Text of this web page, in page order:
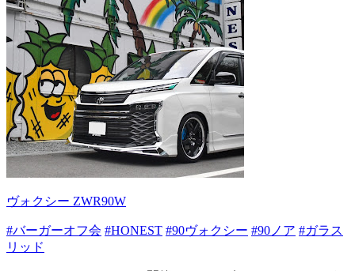
ヴォクシー ZWR90W
#バーガーオフ会 #HONEST #90ヴォクシー #90ノア #ガラス
リッド